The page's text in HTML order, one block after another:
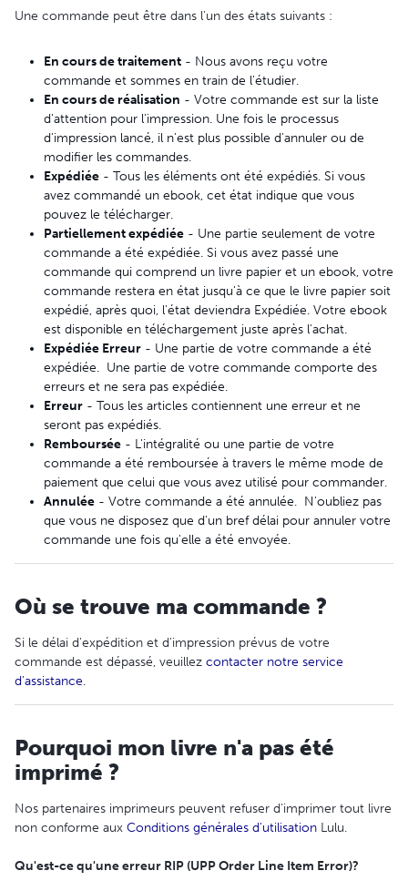
Une commande peut être dans l'un des états suivants :
En cours de traitement - Nous avons reçu votre
commande et sommes en train de l'étudier.
En cours de réalisation - Votre commande est sur la liste
d'attention pour l'impression. Une fois le processus
d'impression lancé, il n'est plus possible d'annuler ou de
modifier les commandes.
Expédiée - Tous les éléments ont été expédiés. Si vous
avez commandé un ebook, cet état indique que vous
pouvez le télécharger.
Partiellement expédiée - Une partie seulement de votre
commande a été expédiée. Si vous avez passé une
commande qui comprend un livre papier et un ebook, votre
commande restera en état jusqu'à ce que le livre papier soit
expédié, après quoi, l'état deviendra Expédiée. Votre ebook
est disponible en téléchargement juste après l'achat.
Expédiée Erreur - Une partie de votre commande a été
expédiée. Une partie de votre commande comporte des
erreurs et ne sera pas expédiée.
Erreur - Tous les articles contiennent une erreur et ne
seront pas expédiés.
Remboursée - L'intégralité ou une partie de votre
commande a été remboursée à travers le même mode de
paiement que celui que vous avez utilisé pour commander.
Annulée - Votre commande a été annulée. N'oubliez pas
que vous ne disposez que d'un bref délai pour annuler votre
commande une fois qu'elle a été envoyée.
Où se trouve ma commande ?
Si le délai d'expédition et d'impression prévus de votre
commande est dépassé, veuillez contacter notre service
d'assistance.
Pourquoi mon livre n'a pas été
imprimé ?
Nos partenaires imprimeurs peuvent refuser d'imprimer tout livre
non conforme aux Conditions générales d'utilisation Lulu.
Qu'est-ce qu'une erreur RIP (UPP Order Line Item Error)?